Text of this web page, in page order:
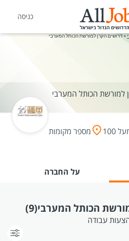
כניסה
»דרושים הקרן למורשת הכותל המערבי
למורשת הכותל המערבי
100 מספר מקומות
על החברה
הכותל המערבי(9)
עבודה